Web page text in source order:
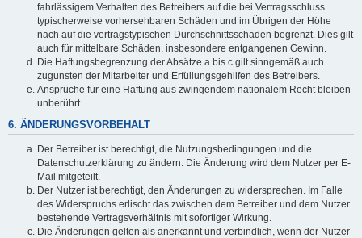
fahrlässigem Verhalten des Betreibers auf die bei Vertragsschluss
typischerweise vorhersehbaren Schäden und im Übrigen der Höhe
nach auf die vertragstypischen Durchschnittsschäden begrenzt. Dies gilt
auch für mittelbare Schäden, insbesondere entgangenen Gewinn.
Die Haftungsbegrenzung der Absätze a bis c gilt sinngemäß auch
zugunsten der Mitarbeiter und Erfüllungsgehilfen des Betreibers.
Ansprüche für eine Haftung aus zwingendem nationalem Recht bleiben
unberührt.
6. ÄNDERUNGSVORBEHALT
Der Betreiber ist berechtigt, die Nutzungsbedingungen und die
Datenschutzerklärung zu ändern. Die Änderung wird dem Nutzer per E-
Mail mitgeteilt.
Der Nutzer ist berechtigt, den Änderungen zu widersprechen. Im Falle
des Widerspruchs erlischt das zwischen dem Betreiber und dem Nutzer
bestehende Vertragsverhältnis mit sofortiger Wirkung.
Die Änderungen gelten als anerkannt und verbindlich, wenn der Nutzer